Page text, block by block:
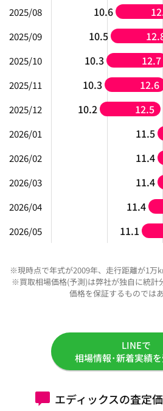
2025/08 10.6
2025/09 10.5
2025/10 10.3 12.7
2025/11 10.3 12.6
2025/12 10.2 12.5
2026/01 11.5
2026/02 11.4
2026/03 11.4
2026/04 11.4
2026/05 11.1
※現時点で年式が2009年、走行距離が1万
※買取相場価格(予測)は弊社が独自に統計
価格を保証するものでは
LINEで
相場情報･新着実績
エディックスの査定